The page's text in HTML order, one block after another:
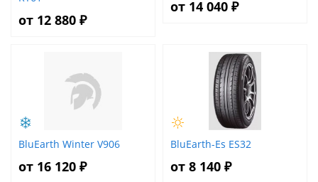
от 12 880 ₽
от 14 040 ₽
BluEarth Winter V906
от 16 120 ₽
BluEarth-Es ES32
от 8 140 ₽